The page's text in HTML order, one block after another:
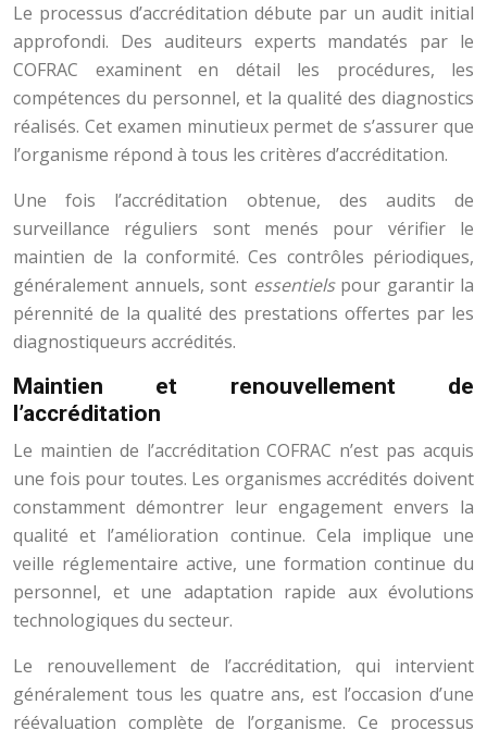
Le processus d’accréditation débute par un audit initial
approfondi. Des auditeurs experts mandatés par le
COFRAC examinent en détail les procédures, les
compétences du personnel, et la qualité des diagnostics
réalisés. Cet examen minutieux permet de s’assurer que
l’organisme répond à tous les critères d’accréditation.
Une fois l’accréditation obtenue, des audits de
surveillance réguliers sont menés pour vérifier le
maintien de la conformité. Ces contrôles périodiques,
généralement annuels, sont essentiels pour garantir la
pérennité de la qualité des prestations offertes par les
diagnostiqueurs accrédités.
Maintien et renouvellement de
l’accréditation
Le maintien de l’accréditation COFRAC n’est pas acquis
une fois pour toutes. Les organismes accrédités doivent
constamment démontrer leur engagement envers la
qualité et l’amélioration continue. Cela implique une
veille réglementaire active, une formation continue du
personnel, et une adaptation rapide aux évolutions
technologiques du secteur.
Le renouvellement de l’accréditation, qui intervient
généralement tous les quatre ans, est l’occasion d’une
réévaluation complète de l’organisme. Ce processus